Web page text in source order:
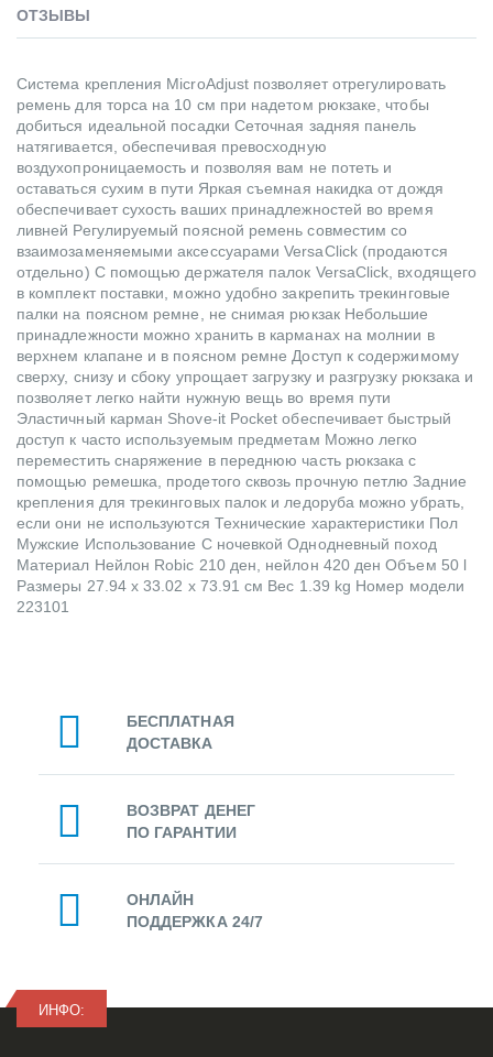
ОТЗЫВЫ
Система крепления MicroAdjust позволяет отрегулировать
ремень для торса на 10 см при надетом рюкзаке, чтобы
добиться идеальной посадки Сеточная задняя панель
натягивается, обеспечивая превосходную
воздухопроницаемость и позволяя вам не потеть и
оставаться сухим в пути Яркая съемная накидка от дождя
обеспечивает сухость ваших принадлежностей во время
ливней Регулируемый поясной ремень совместим со
взаимозаменяемыми аксессуарами VersaClick (продаются
отдельно) С помощью держателя палок VersaClick, входящего
в комплект поставки, можно удобно закрепить трекинговые
палки на поясном ремне, не снимая рюкзак Небольшие
принадлежности можно хранить в карманах на молнии в
верхнем клапане и в поясном ремне Доступ к содержимому
сверху, снизу и сбоку упрощает загрузку и разгрузку рюкзака и
позволяет легко найти нужную вещь во время пути
Эластичный карман Shove-it Pocket обеспечивает быстрый
доступ к часто используемым предметам Можно легко
переместить снаряжение в переднюю часть рюкзака с
помощью ремешка, продетого сквозь прочную петлю Задние
крепления для трекинговых палок и ледоруба можно убрать,
если они не используются Технические характеристики Пол
Мужские Использование С ночевкой Однодневный поход
Материал Нейлон Robic 210 ден, нейлон 420 ден Объем 50 l
Размеры 27.94 x 33.02 x 73.91 см Вес 1.39 kg Номер модели
223101
БЕСПЛАТНАЯ
ДОСТАВКА
ВОЗВРАТ ДЕНЕГ
ПО ГАРАНТИИ
ОНЛАЙН
ПОДДЕРЖКА 24/7
ИНФО: